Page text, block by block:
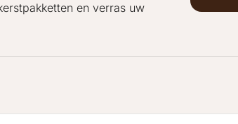
en verras uw